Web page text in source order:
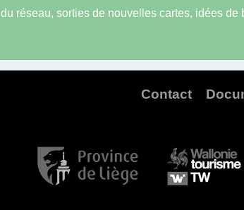
réseau, sorties de nouvelles cartes, idées de
Contact